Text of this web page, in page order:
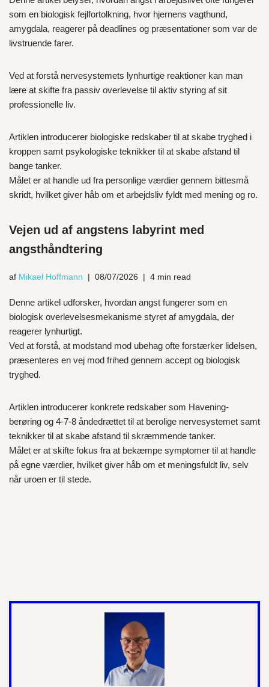
som en biologisk fejlfortolkning, hvor hjernens vagthund,
amygdala, reagerer på deadlines og præsentationer som var de
livstruende farer.
Ved at forstå nervesystemets lynhurtige reaktioner kan man
lære at skifte fra passiv overlevelse til aktiv styring af sit
professionelle liv.
Artiklen introducerer biologiske redskaber til at skabe tryghed i
kroppen samt psykologiske teknikker til at skabe afstand til
bange tanker.
Målet er at handle ud fra personlige værdier gennem bittesmå
skridt, hvilket giver håb om et arbejdsliv fyldt med mening og ro.
Vejen ud af angstens labyrint med
angsthåndtering
af Mikael Hoffmann 08/07/2026 4 min read
Denne artikel udforsker, hvordan angst fungerer som en
biologisk overlevelsesmekanisme styret af amygdala, der
reagerer lynhurtigt.
Ved at forstå, at modstand mod ubehag ofte forstærker lidelsen,
præsenteres en vej mod frihed gennem accept og biologisk
tryghed.
Artiklen introducerer konkrete redskaber som Havening-
berøring og 4-7-8 åndedrættet til at berolige nervesystemet samt
teknikker til at skabe afstand til skræmmende tanker.
Målet er at skifte fokus fra at bekæmpe symptomer til at handle
på egne værdier, hvilket giver håb om et meningsfuldt liv, selv
når uroen er til stede.